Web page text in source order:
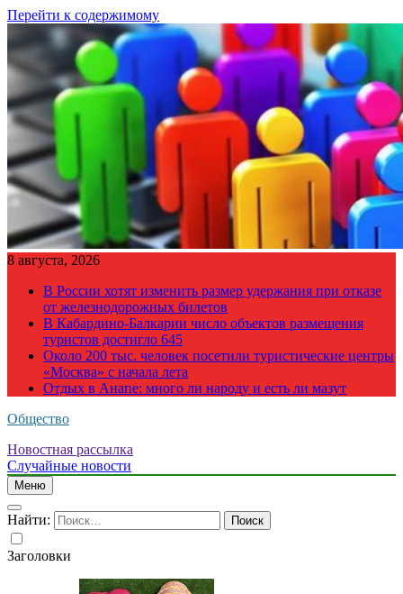
Перейти к содержимому
8 августа, 2026
В России хотят изменить размер удержания при отказе
от железнодорожных билетов
В Кабардино-Балкарии число объектов размещения
туристов достигло 645
Около 200 тыс. человек посетили туристические центры
«Москва» с начала лета
Отдых в Анапе: много ли народу и есть ли мазут
Общество
Новостная рассылка
Случайные новости
Меню
Найти:
Заголовки